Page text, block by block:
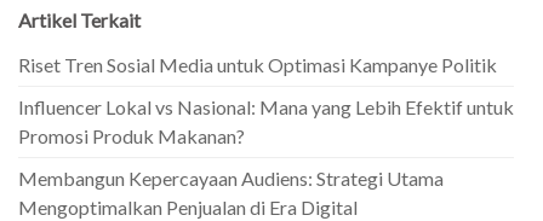
Artikel Terkait
Riset Tren Sosial Media untuk Optimasi Kampanye Politik
Influencer Lokal vs Nasional: Mana yang Lebih Efektif untuk
Promosi Produk Makanan?
Membangun Kepercayaan Audiens: Strategi Utama
Mengoptimalkan Penjualan di Era Digital